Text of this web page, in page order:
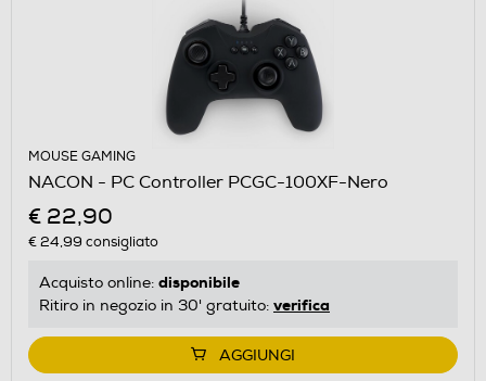
MOUSE GAMING
NACON - PC Controller PCGC-100XF-Nero
€ 22,90
€ 24,99 consigliato
Acquisto online: disponibile
Ritiro in negozio in 30' gratuito: verifica
AGGIUNGI